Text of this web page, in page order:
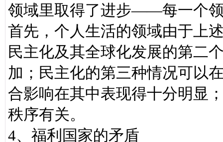
领域里取得了进步——每一个
首先，个人生活的领域由于上
民主化及其全球化发展的第二
加；民主化的第三种情况可以
合影响在其中表现得十分明显
秩序有关。
4、福利国家的矛盾